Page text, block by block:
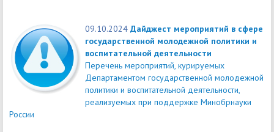
09.10.2024 Дайджест мероприятий в сфере
государственной молодежной политики и
воспитательной деятельности
Перечень мероприятий, курируемых
Департаментом государственной молодежной
политики и воспитательной деятельности,
реализуемых при поддержке Минобрнауки
России